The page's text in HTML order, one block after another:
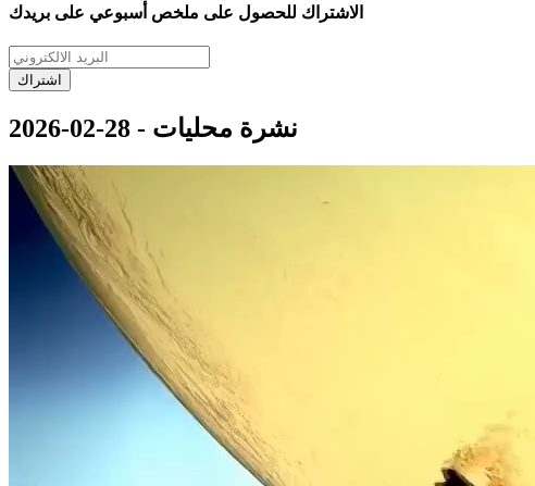
الاشتراك للحصول على ملخص أسبوعي على بريدك
اشتراك
نشرة محليات - 28-02-2026